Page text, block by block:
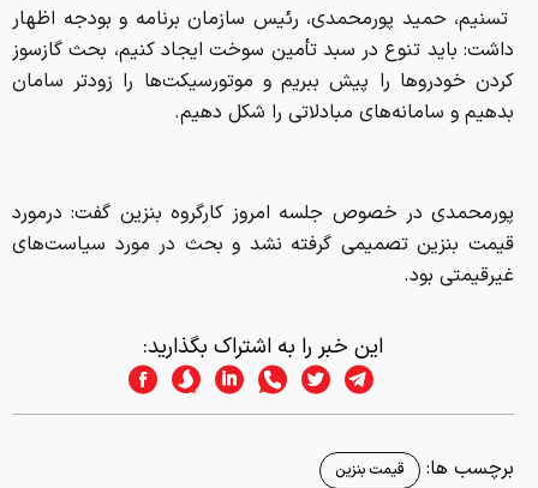
تسنیم، حمید پورمحمدی، رئیس سازمان برنامه و بودجه اظهار
داشت: باید تنوع در سبد تأمین سوخت ایجاد کنیم، بحث گازسوز
کردن خودروها را پیش ببریم و موتورسیکت‌ها را زودتر سامان
بدهیم و سامانه‌های مبادلاتی‌ را شکل دهیم.
پورمحمدی در خصوص جلسه امروز کارگروه بنزین گفت: درمورد
قیمت بنزین تصمیمی گرفته نشد و بحث در مورد سیاست‌های
غیرقیمتی بود.
این خبر را به اشتراک بگذارید:
برچسب ها: قیمت بنزین